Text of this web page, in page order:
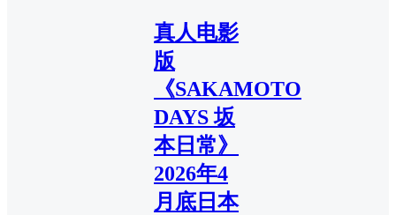
真人电影
版
《SAKAMOTO
DAYS 坂
本日常》
2026年4
月底日本